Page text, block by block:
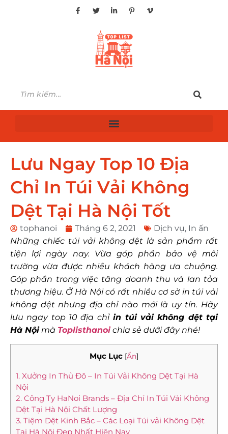
Lưu Ngay Top 10 Địa
Chỉ In Túi Vải Không
Dệt Tại Hà Nội Tốt
tophanoi Tháng 6 2, 2021 Dịch vụ, In ấn
Những chiếc túi vải không dệt là sản phẩm rất
tiện lợi ngày nay. Vừa góp phần bảo vệ môi
trường vừa được nhiều khách hàng ưa chuộng.
Góp phần trong việc tăng doanh thu và lan tỏa
thương hiệu. Ở Hà Nội có rất nhiều cơ sở in túi vải
không dệt nhưng địa chỉ nào mới là uy tín. Hãy
lưu ngay top 10 địa chỉin túi vải không dệt tại
Hà Nộimà Toplisthanoi chia sẻ dưới đây nhé!
Mục Lục [Ẩn]
1. Xưởng In Thủ Đô – In Túi Vải Không Dệt Tại Hà
Nội
2. Công Ty HaNoi Brands – Địa Chỉ In Túi Vải Không
Dệt Tại Hà Nội Chất Lượng
3. Tiệm Dệt Kinh Bắc – Các Loại Túi vải Không Dệt
Tại Hà Nội Đẹp Nhất Hiện Nay